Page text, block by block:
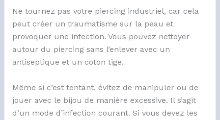
Ne tournez pas votre piercing industriel, car cela
peut créer un traumatisme sur la peau et
provoquer une infection. Vous pouvez nettoyer
autour du piercing sans l’enlever avec un
antiseptique et un coton tige.
Même si c’est tentant, évitez de manipuler ou de
jouer avec le bijou de manière excessive. Il s’agit
d’un mode d’infection courant. Si vous devez les